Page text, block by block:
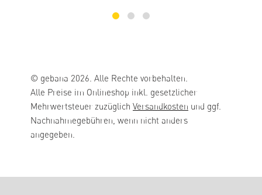
© gebana 2026. Alle Rechte vorbehalten.
Alle Preise im Onlineshop inkl. gesetzlicher
Mehrwertsteuer zuzüglich Versandkosten und ggf.
Nachnahmegebühren, wenn nicht anders
angegeben.